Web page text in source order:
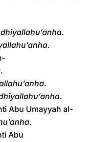
.
.
.
.
.
Abu Umayyah al-
.
Abu